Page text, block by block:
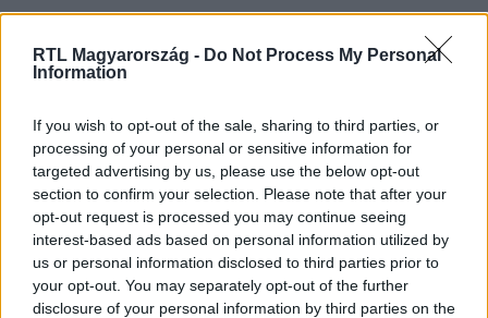
RTL Magyarország - Do Not Process My Personal
Information
If you wish to opt-out of the sale, sharing to third parties, or
processing of your personal or sensitive information for
targeted advertising by us, please use the below opt-out
section to confirm your selection. Please note that after your
opt-out request is processed you may continue seeing
interest-based ads based on personal information utilized by
us or personal information disclosed to third parties prior to
your opt-out. You may separately opt-out of the further
disclosure of your personal information by third parties on the
Kövess minket, és értesülj a friss hírekről a
Facebookon is!
Követem